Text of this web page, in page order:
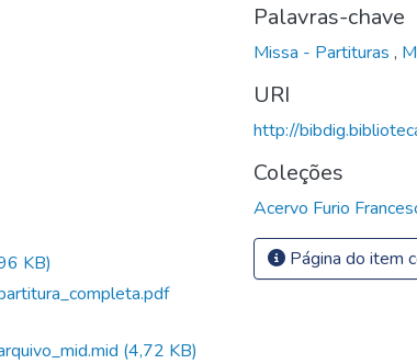
KB)
(4,72 KB)
Palavras-chave
Missa - Partituras ,
URI
http://
Coleções
Acervo Furio
Página do item